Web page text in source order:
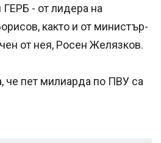
- от лидера на
както и от министър-
от нея, Росен Желязков.
че пет милиарда по ПВУ са